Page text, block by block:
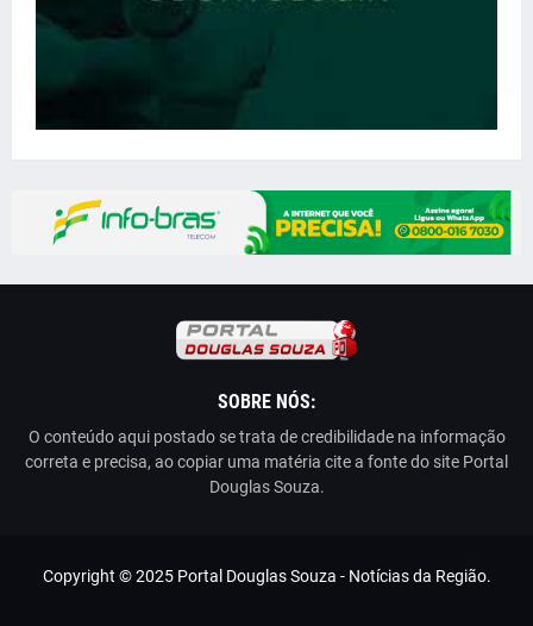
SOBRE NÓS:
O conteúdo aqui postado se trata de credibilidade na informação
correta e precisa, ao copiar uma matéria cite a fonte do site Portal
Douglas Souza.
Copyright © 2025 Portal Douglas Souza - Notícias da Região.